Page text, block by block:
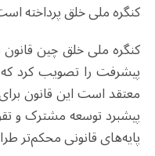
کنگره ملی خلق پرداخته
کنگره ملی خلق چین قانون
پیشرفت را تصویب کرد
معتقد استاین قانون
پیشبرد توسعه مشترک و
پایه‌های قانونی محکم‌تر